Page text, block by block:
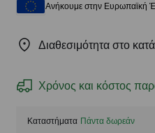
Ανήκουμε στην Ευρωπαϊκή
Διαθεσιμότητα στο
Χρόνος και κόστος
Καταστήματα Πάντα δωρεάν